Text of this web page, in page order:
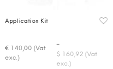
Application Kit
€ 140,00 (Vat
exc.)
-
$ 160,92 (Vat
exc.)